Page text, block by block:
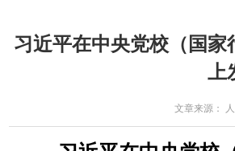
习近平在中央党校（国
上
文章来源：